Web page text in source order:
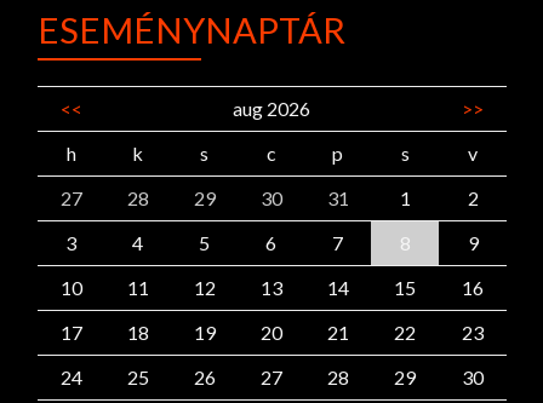
ESEMÉNYNAPTÁR
<< aug 2026
>>
h
k s c p s
v
27
28 29 30 31 1
2
3
4 5 6 7 8
9
10
11 12 13 14 15
16
17
18 19 20 21 22
23
24
25 26 27 28 29
30